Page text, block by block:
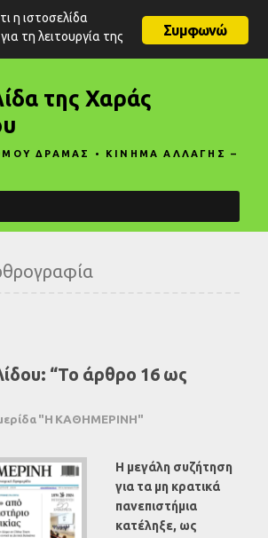
της Χαράς
ΔΡΑΜΑΣ • ΚΙΝΗΜΑ ΑΛΛΑΓΗΣ –
“Το άρθρο 16 ως
"Η ΚΑΘΗΜΕΡΙΝΗ"
H μεγάλη συζήτηση
για τα μη κρατικά
πανεπιστήμια
κατέληξε, ως
Συμφωνώ
η ιστοσελίδα
τη λειτουργία της